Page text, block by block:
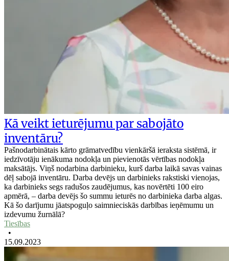
Kā veikt ieturējumu par sabojāto
inventāru?
Pašnodarbinātais kārto grāmatvedību vienkāršā ieraksta sistēmā, ir
iedzīvotāju ienākuma nodokļa un pievienotās vērtības nodokļa
maksātājs. Viņš nodarbina darbinieku, kurš darba laikā savas vainas
dēļ sabojā inventāru. Darba devējs un darbinieks rakstiski vienojas,
ka darbinieks segs radušos zaudējumus, kas novērtēti 100 eiro
apmērā, – darba devējs šo summu ieturēs no darbinieka darba algas.
Kā šo darījumu jāatspoguļo saimnieciskās darbības ieņēmumu un
izdevumu žurnālā?
Tiesības
•
15.09.2023